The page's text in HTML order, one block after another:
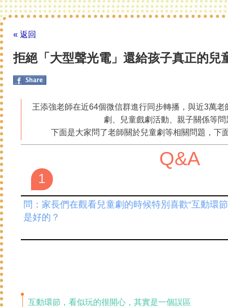
« 返回
拒絕「大型聲光電」還給孩子真正的兒
王添強老師在近64個微信群進行同步轉播，與近3萬
劇、兒童戲劇活動、親子關係等問
下面是大家問了老師關於兒童劇等相關問題，下
Q&A
1
問：家長們在觀看兒童劇的時候特別喜歡“互動環
是好的？
互動環節，看似玩的很開心，其實是一個誤區